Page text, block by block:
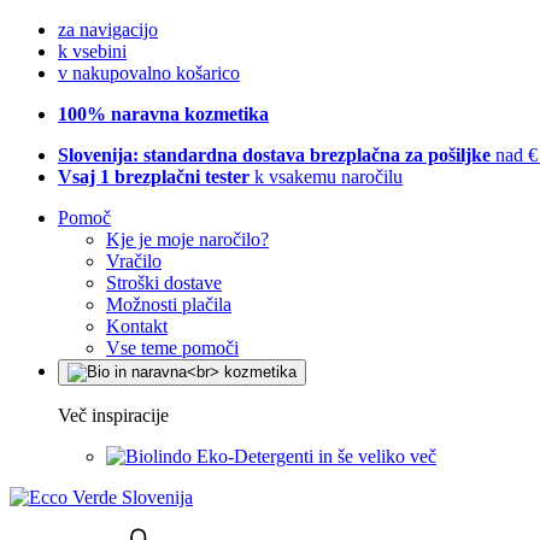
za navigacijo
k vsebini
v nakupovalno košarico
100% naravna kozmetika
Slovenija: standardna dostava brezplačna za pošiljke nad
Vsaj 1 brezplačni tester k vsakemu naročilu
Pomoč
Kje je moje naročilo?
Vračilo
Stroški dostave
Možnosti plačila
Kontakt
Vse teme pomoči
Več inspiracije
Eko-Detergenti in še veliko več